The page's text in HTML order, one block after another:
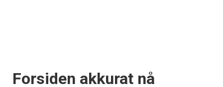
Forsiden akkurat nå